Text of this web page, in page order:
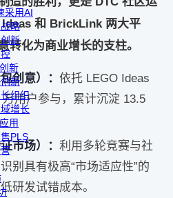
采用AI
略
新
新
新
组织
增长
用
PLS
Ideas 和 BrickLink 两大平
转化为商业增长的支柱。
创意）： 依托 LEGO Ideas
用户参与，累计沉淀 13.5
市场）： 利用多轮竞赛与社
别具有极高“市场适应性”的
研发试错成本。